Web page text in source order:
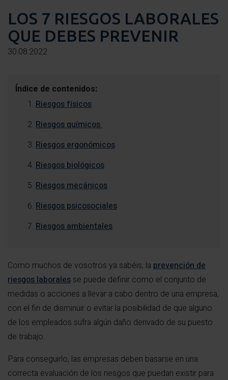
LOS 7 RIESGOS LABORALES
QUE DEBES PREVENIR
30.08.2022
Índice de contenidos:
Riesgos físicos
Riesgos químicos
Riesgos ergonómicos
Riesgos biológicos
Riesgos mecánicos
Riesgos psicosociales
Riesgos ambientales
Como muchos de vosotros ya sabéis, la prevención de
riesgos laborales se puede definir como el conjunto de
medidas o acciones a llevar a cabo dentro de una empresa,
con el fin de disminuir o evitar la posibilidad de que alguno
de los empleados sufra algún daño derivado de su puesto
de trabajo.
Para conseguirlo, las empresas deben basarse en una
correcta evaluación de los riesgos que puedan existir para